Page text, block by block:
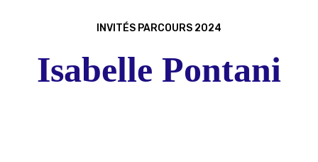
INVITÉS PARCOURS 2024
Isabelle Pontani